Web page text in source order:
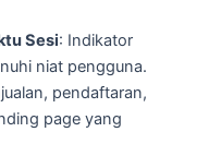
Sesi: Indikator
niat pengguna.
pendaftaran,
page yang